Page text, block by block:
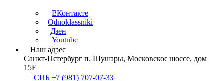
ВКонтакте
Odnoklassniki
Дзен
Youtube
Наш адрес
Санкт-Петербург п. Шушары, Московское шоссе, дом
15Е
СПБ +7 (981) 707-07-33